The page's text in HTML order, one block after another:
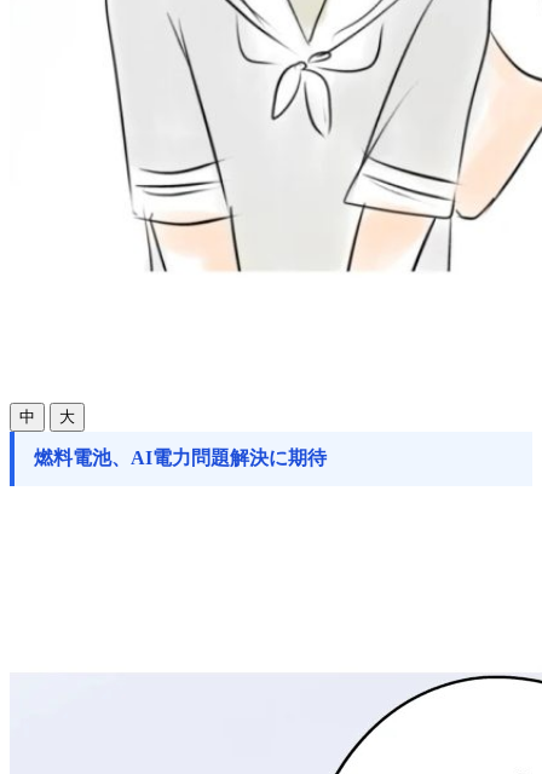
中 大
燃料電池、AI電力問題解決に期待